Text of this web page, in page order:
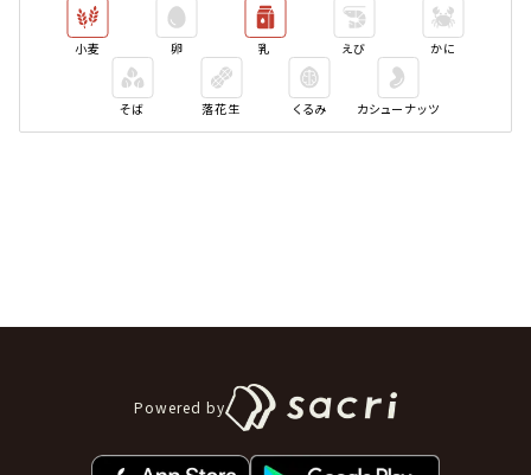
小麦 卵 乳 えび かに
そば 落花生 くるみ カシューナッツ
Powered by